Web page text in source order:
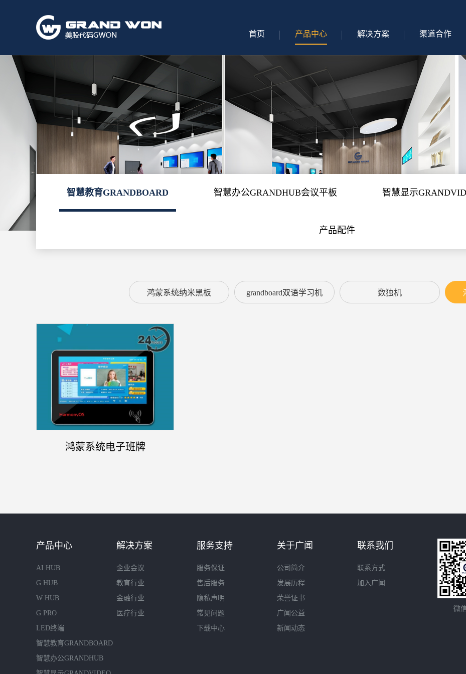
首页 产品中心 解决方案 渠道合作
智慧教育GRANDBOARD 智慧办公GRANDHUB会议平板 智慧显示
产品配件
鸿蒙系统纳米黑板 grandboard双语学习机 数独机
鸿蒙系统电子班牌
产品中心
AI HUB
G HUB
W HUB
G PRO
LED终端
智慧教育GRANDBOARD
智慧办公GRANDHUB
解决方案
企业会议
教育行业
金融行业
医疗行业
服务支持
服务保证
售后服务
隐私声明
常见问题
下载中心
关于广闻
公司简介
发展历程
荣誉证书
广闻公益
新闻动态
联系我们
联系方式
加入广闻
微